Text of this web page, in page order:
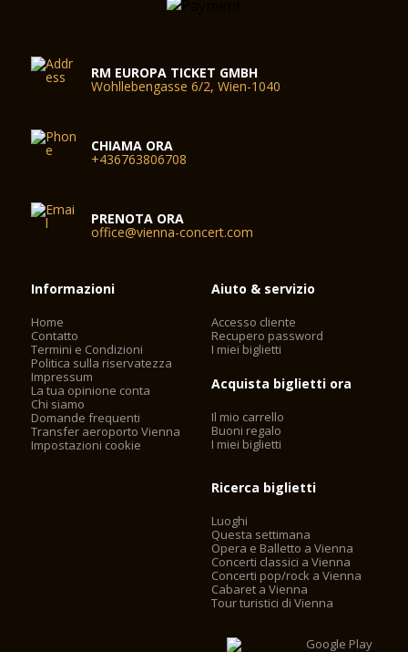
RM EUROPA TICKET GMBH
Wohllebengasse 6/2, Wien-1040
CHIAMA ORA
+436763806708
PRENOTA ORA
office@vienna-concert.com
Informazioni
Home
Contatto
Termini e Condizioni
Politica sulla riservatezza
Impressum
La tua opinione conta
Chi siamo
Domande frequenti
Transfer aeroporto Vienna
Impostazioni cookie
Aiuto & servizio
Accesso cliente
Recupero password
I miei biglietti
Acquista biglietti ora
Il mio carrello
Buoni regalo
I miei biglietti
Ricerca biglietti
Luoghi
Questa settimana
Opera e Balletto a Vienna
Concerti classici a Vienna
Concerti pop/rock a Vienna
Cabaret a Vienna
Tour turistici di Vienna